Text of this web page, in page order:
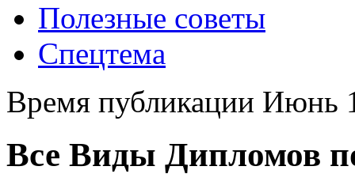
Полезные советы
Спецтема
Время публикации Июнь
Все Виды Дипломов